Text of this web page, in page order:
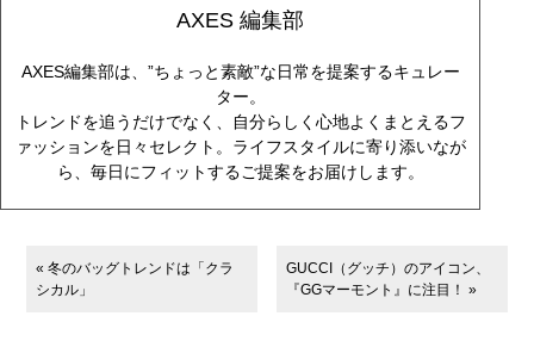
AXES 編集部
AXES編集部は、”ちょっと素敵”な日常を提案するキュレー
ター。
トレンドを追うだけでなく、自分らしく心地よくまとえるフ
ァッションを日々セレクト。ライフスタイルに寄り添いなが
ら、毎日にフィットするご提案をお届けします。
« 冬のバッグトレンドは「クラ
シカル」
GUCCI（グッチ）のアイコン、
『GGマーモント』に注目！ »